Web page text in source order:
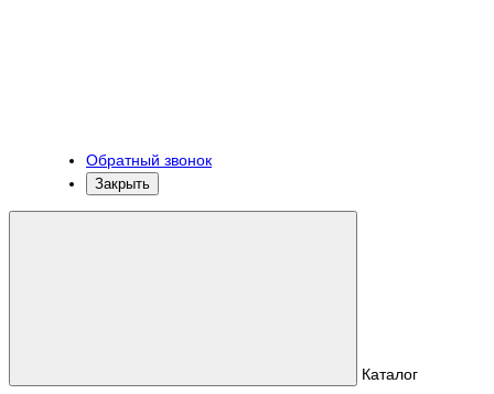
Обратный звонок
Закрыть
Каталог